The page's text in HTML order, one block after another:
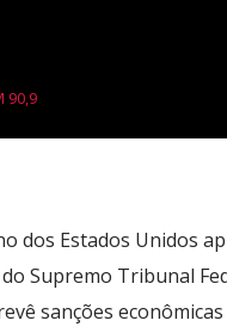
90,9
dos Estados Unidos
Supremo Tribunal
sanções